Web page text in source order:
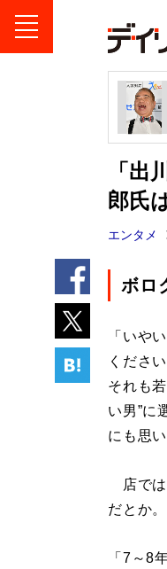
「
郎氏
エンタメ
ボロ
「いや
くださ
それも
い男”に
にも思
店では
だとか。
「7～8